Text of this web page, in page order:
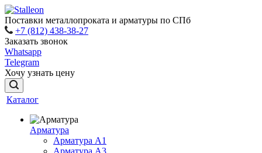
Поставки металлопроката и арматуры по СПб
+7 (812) 438-38-27
Заказать звонок
Whatsapp
Telegram
Хочу узнать цену
Каталог
Арматура
Арматура A1
Арматура А3